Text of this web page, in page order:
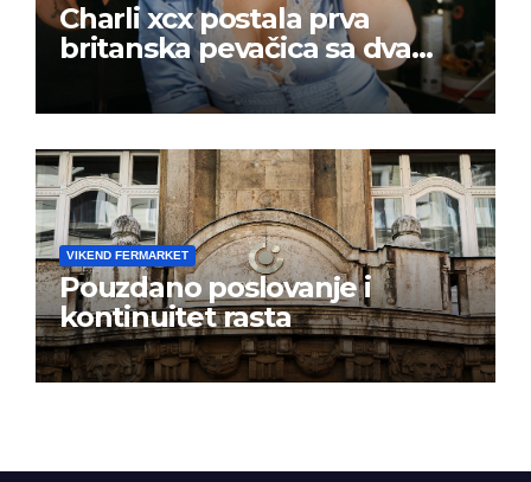
Charli xcx postala prva
britanska pevačica sa dva
albuma na prvom mestu u
istoj kalendarskoj godini
VIKEND FERMARKET
Pouzdano poslovanje i
kontinuitet rasta